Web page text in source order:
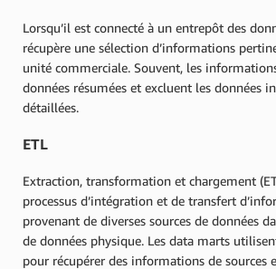
Lorsqu’il est connecté à un entrepôt des
récupère une sélection d’informations
unité commerciale. Souvent, les
données résumées et excluent les données
détaillées.
ETL
Extraction, transformation et chargement
processus d’intégration et de transfert
provenant de diverses sources de données
de données physique. Les data marts
pour récupérer des informations de sources